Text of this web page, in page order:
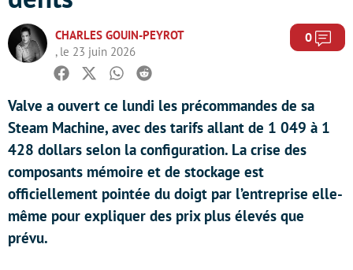
CHARLES GOUIN-PEYROT
, le 23 juin 2026
0
Facebook
TwitterWhatsapp
Reddit
Valve a ouvert ce lundi les précommandes de sa
Steam Machine, avec des tarifs allant de 1 049 à 1
428 dollars selon la configuration. La crise des
composants mémoire et de stockage est
officiellement pointée du doigt par l’entreprise elle-
même pour expliquer des prix plus élevés que
prévu.